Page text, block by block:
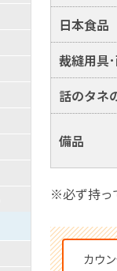
日本食品
裁縫用具
話のタネ
備品
※必ず持っ
カウ